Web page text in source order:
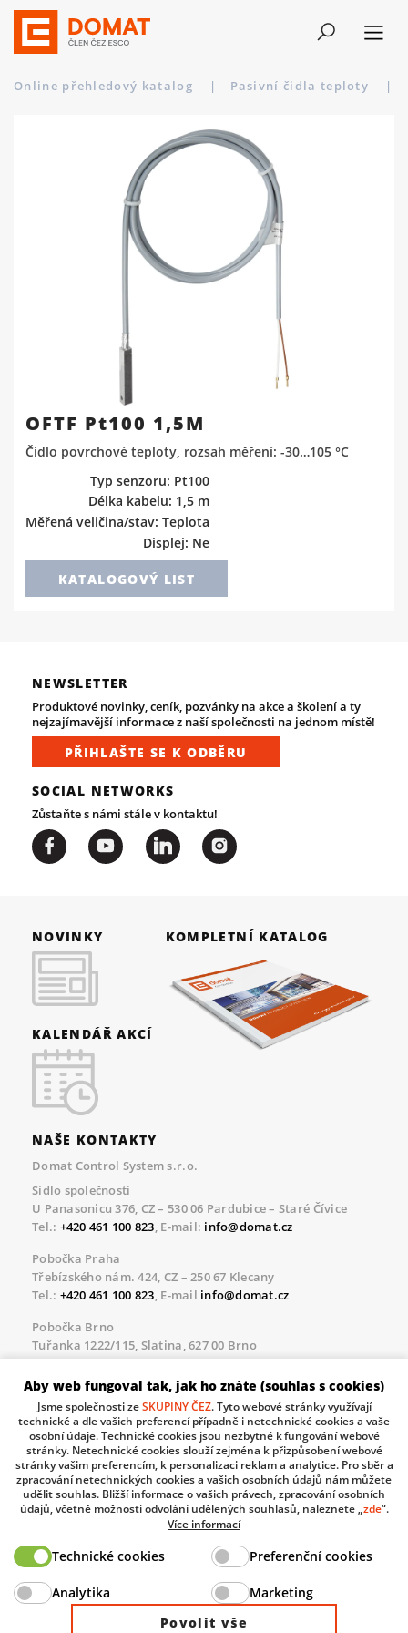
Online přehledový katalog | Pasivní čidla teploty |
OFTF Pt100 1,5M
Čidlo povrchové teploty, rozsah měření: -30…105 °C
Typ senzoru: Pt100
Délka kabelu: 1,5 m
Měřená veličina/stav: Teplota
Displej: Ne
KATALOGOVÝ LIST
NEWSLETTER
Produktové novinky, ceník, pozvánky na akce a školení a ty
nejzajímavější informace z naší společnosti na jednom místě!
PŘIHLAŠTE SE K ODBĚRU
SOCIAL NETWORKS
Zůstaňte s námi stále v kontaktu!
NOVINKY
KALENDÁŘ AKCÍ
KOMPLETNÍ KATALOG
NAŠE KONTAKTY
Domat Control System s.r.o.
Sídlo společnosti
U Panasonicu 376, CZ – 530 06 Pardubice – Staré Čívice
Tel.: +420 461 100 823, E-mail: info@domat.cz
Pobočka Praha
Třebízského nám. 424, CZ – 250 67 Klecany
Tel.: +420 461 100 823, E-mail info@domat.cz
Pobočka Brno
Tuřanka 1222/115, Slatina, 627 00 Brno
Tel.:+420 461 100 823, E-mailinfo@domat.cz
Servisní linka pro námi realizované akce
Po – Pá 8.30 – 17.00
tel:+420 733 421 878, E-mailservis@domat.cz
Technická podpora:
Tel.:+420 461 100 666 , WhatsApp:+420 603 735 402
Informace o zpracovávaných osobních údajích.
Ministry of Industry and Trade of the Czech Republic
Aby web fungoval tak, jak ho znáte (souhlas s cookies)
Jsme společnosti zeSKUPINY ČEZ. Tyto webové stránky využívají
technické a dle vašich preferencí případně i netechnické cookies a vaše
osobní údaje. Technické cookies jsou nezbytné k fungování webové
stránky. Netechnické cookies slouží zejména k přizpůsobení webové
stránky vašim preferencím, k personalizaci reklam a analytice. Pro sběr a
zpracování netechnických cookies a vašich osobních údajů nám můžete
udělit souhlas. Bližší informace o vašich právech, zpracování osobních
údajů, včetně možnosti odvolání udělených souhlasů, naleznete „zde“.
Více informací
Technické cookies Preferenční cookies
Analytika
Marketing
Povolit vše